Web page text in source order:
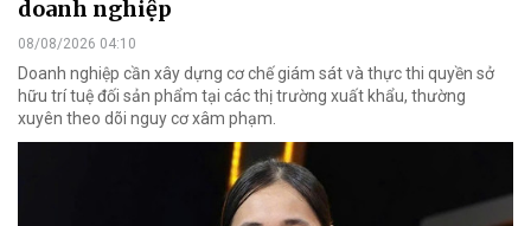
doanh nghiệp
08/08/2026 04:10
Doanh nghiệp cần xây dựng cơ chế giám sát và thực thi quyền sở
hữu trí tuệ đối sản phẩm tại các thị trường xuất khẩu, thường
xuyên theo dõi nguy cơ xâm phạm.